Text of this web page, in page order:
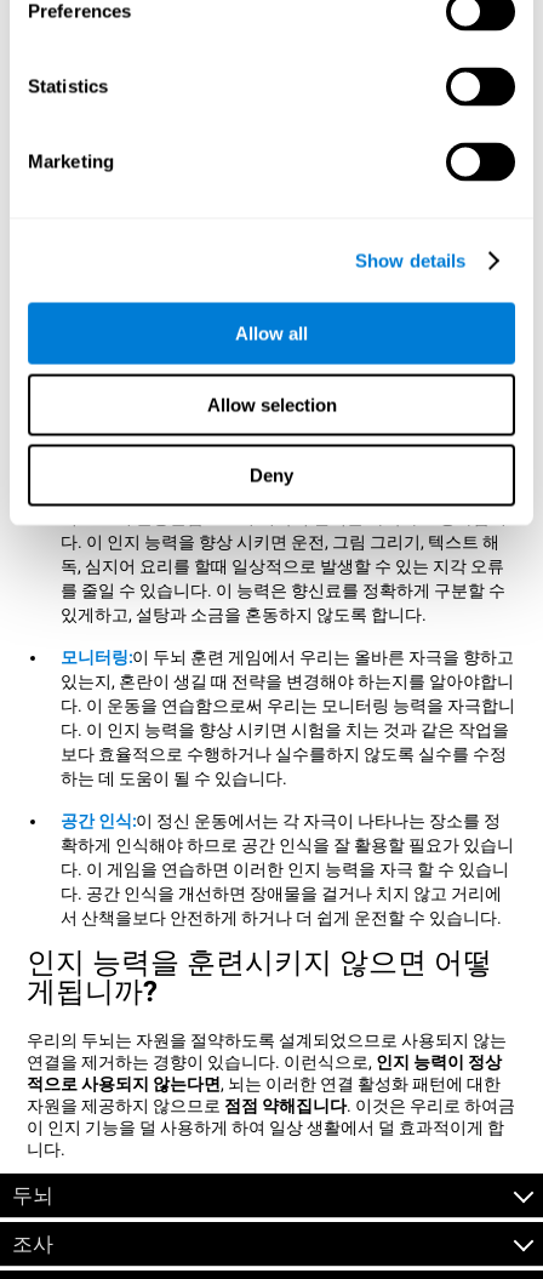
Preferences
Statistics
Marketing
Show details
Allow all
Allow selection
Deny
려면 모든 자극 중에서 대상 자극을 탐지해야합니다. 이 게임
을 연습하면 시각적 스캐닝을 자극 할 수 있습니다. 이 인지 능
들어 도로에서 특정 차량을 찾거나, 군중속에서 사람을 알아보
거나 칠판이나 문서에서 중요한 텍스트를 감지하는 등 환경의
이 정신 게임을 발전시키기 위해 마우스를 목표
게임을 연습함으로써 눈 손 협응력을 강화하고 강화할 수 있습
니다. 이 인지 능력을 향상시키는 것은 우리가 손을 사용하는
어, 글을 쓸 때, 운전을 할때, 스포츠를 할때, 캔을 열때, 나사를
풀때와 같이 우리가 받은 시각적 정보를 바탕으로 동시적이고
이 정신 게임을 진행하려면 변화가 있는 경우 각
다. 이 인지 능력을 향상 시키면 운전, 그림 그리기, 텍스트 해
독, 심지어 요리를 할때 일상적으로 발생할 수 있는 지각 오류
를 줄일 수 있습니다. 이 능력은 향신료를 정확하게 구분할 수
있게하고, 설탕과 소금을 혼동하지 않도록 합니다.
모니터링:이 두뇌 훈련 게임에서 우리는 올바른 자극을 향하고
있는지, 혼란이 생길 때 전략을 변경해야 하는지를 알아야합니
다. 이 운동을 연습함으로써 우리는 모니터링 능력을 자극합니
다. 이 인지 능력을 향상 시키면 시험을 치는 것과 같은 작업을
보다 효율적으로 수행하거나 실수를하지 않도록 실수를 수정
하는 데 도움이 될 수 있습니다.
공간 인식:이 정신 운동에서는 각 자극이 나타나는 장소를 정
확하게 인식해야 하므로 공간 인식을 잘 활용할 필요가 있습니
다. 이 게임을 연습하면 이러한 인지 능력을 자극 할 수 있습니
다. 공간 인식을 개선하면 장애물을 걸거나 치지 않고 거리에
서 산책을보다 안전하게 하거나 더 쉽게 운전할 수 있습니다.
인지 능력을 훈련시키지 않으면 어떻
게됩니까?
우리의 두뇌는 자원을 절약하도록 설계되었으므로 사용되지 않는
연결을 제거하는 경향이 있습니다. 이런식으로, 인지 능력이 정상
적으로 사용되지 않는다면, 뇌는 이러한 연결 활성화 패턴에 대한
자원을 제공하지 않으므로 점점 약해집니다. 이것은 우리로 하여금
이 인지 기능을 덜 사용하게 하여 일상 생활에서 덜 효과적이게 합
니다.
두뇌
조사